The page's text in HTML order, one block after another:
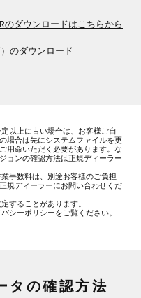
のダウンロードはこちらから
のダウンロード
以上に古い場合は、お客様ご自
場合は先にシステムファイルを更
用命いただく必要があります。な
ョンの確認方法は正規ディーラー
手数料は、別途お客様のご負担
規ディーラーにお問い合わせくだ
することがあります。​
シーポリシーをご覧ください。
タの確認方法